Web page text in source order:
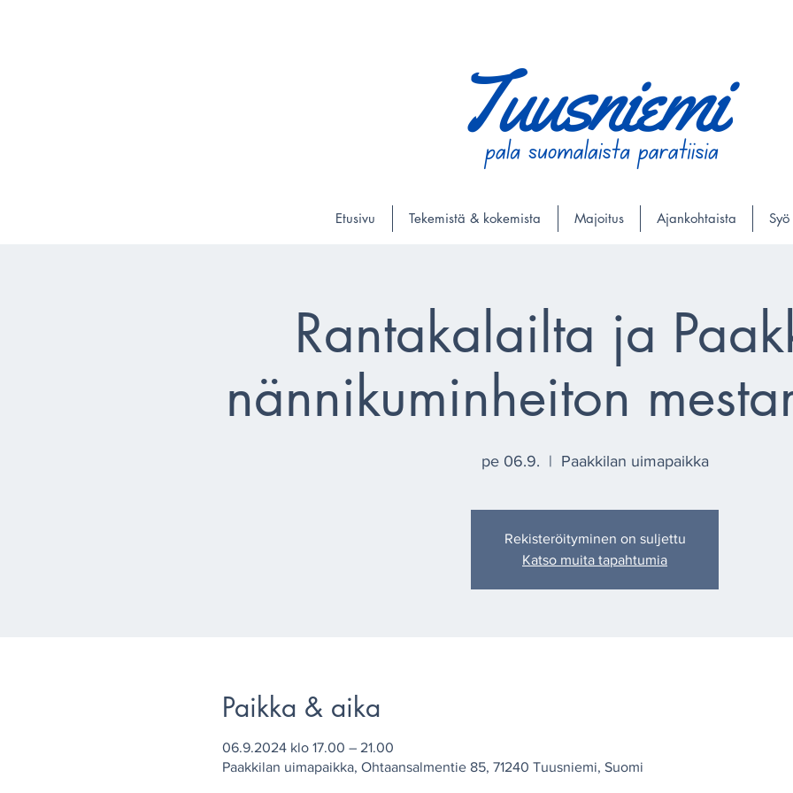
Etusivu Tekemistä & kokemista Majoitus Ajankohtaista
Rantakalailta ja
nännikuminheiton
pe 06.9.
  |
Paakkilan uimapaikka
Rekisteröityminen on suljettu
Katso muita tapahtumia
Paikka & aika
06.9.2024 klo 17.00 – 21.00
Paakkilan uimapaikka, Ohtaansalmentie 85, 71240 Tuusniemi, Suomi